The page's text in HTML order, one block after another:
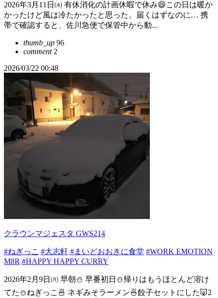
2026年3月11日㈬ 有休消化の計画休暇で休み😄この日は暖か
かったけど風は冷たかったと思った。届くはずなのに… 携
帯で確認すると、佐川急便で保管中から動...
thumb_up 96
comment2
2026/03/22 00:48
クラウンマジェスタ GWS214
#ねぎっこ #大志軒 #まいどおおきに食堂 #WORK EMOTION
M8R #HAPPY HAPPY CURRY
2026年2月9日㈪ 早朝⛄️ 早番初日⛄️帰りはもうほとんど溶け
てた⛄️ねぎっこ🍜 ネギみそラーメン🍜餃子セットにした🐷2